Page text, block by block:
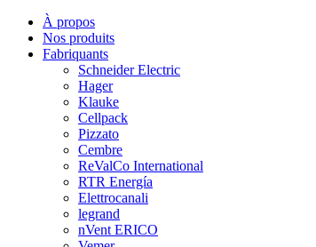
À propos
Nos produits
Fabriquants
Schneider Electric
Hager
Klauke
Cellpack
Pizzato
Cembre
ReValCo International
RTR Energía
Elettrocanali
legrand
nVent ERICO